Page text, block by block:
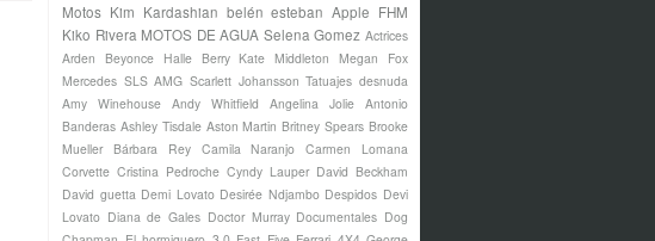
Motos Kim Kardashian belén esteban Apple FHM
Kiko Rivera MOTOS DE AGUA Selena Gomez Actrices
Arden
Beyonce Halle Berry Kate Middleton
Megan Fox
Mercedes SLS AMG Scarlett Johansson Tatuajes desnuda
Amy Winehouse Andy Whitfield Angelina Jolie Antonio
Banderas Ashley Tisdale Aston Martin Britney Spears Brooke
Mueller
Bárbara Rey Camila Naranjo
Carmen Lomana
Corvette Cristina Pedroche Cyndy Lauper David Beckham
David guetta Demi Lovato Desirée Ndjambo Despidos Devi
Lovato Diana de Gales Doctor Murray Documentales Dog